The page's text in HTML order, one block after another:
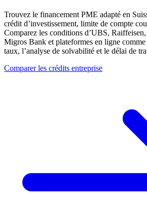
Trouvez le financement PME adapté en
crédit d’investissement, limite de compte
Comparez les conditions d’UBS, Raiffeisen,
Migros Bank et plateformes en ligne comme
taux, l’analyse de solvabilité et le délai de
Comparer les crédits entreprise